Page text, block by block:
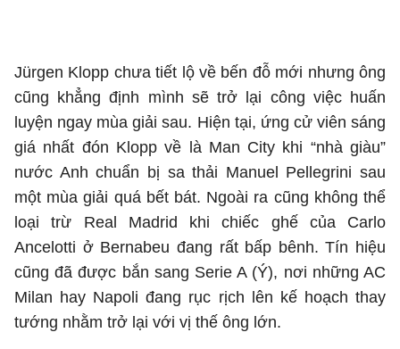
Jürgen Klopp chưa tiết lộ về bến đỗ mới nhưng ông
cũng khẳng định mình sẽ trở lại công việc huấn
luyện ngay mùa giải sau. Hiện tại, ứng cử viên sáng
giá nhất đón Klopp về là Man City khi “nhà giàu”
nước Anh chuẩn bị sa thải Manuel Pellegrini sau
một mùa giải quá bết bát. Ngoài ra cũng không thể
loại trừ Real Madrid khi chiếc ghế của Carlo
Ancelotti ở Bernabeu đang rất bấp bênh. Tín hiệu
cũng đã được bắn sang Serie A (Ý), nơi những AC
Milan hay Napoli đang rục rịch lên kế hoạch thay
tướng nhằm trở lại với vị thế ông lớn.